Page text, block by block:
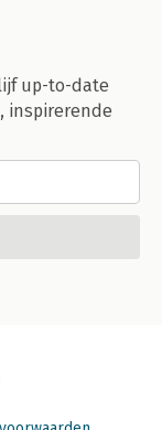
up-to-date
inspirerende